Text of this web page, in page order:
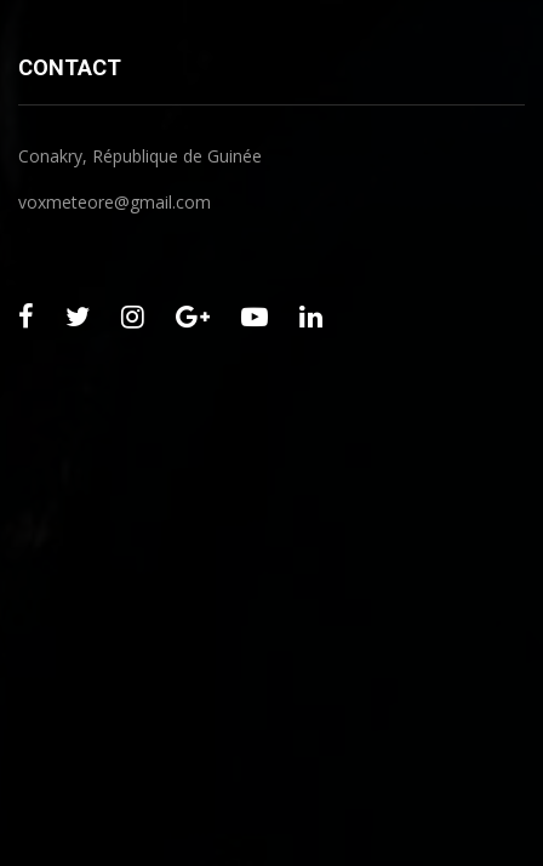
CONTACT
Conakry, République de Guinée
voxmeteore@gmail.com